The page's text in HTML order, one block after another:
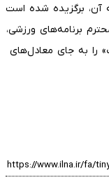
آن، برگزیده شده است
برنامه‌های ورزشی،
را به جای معادل‌های